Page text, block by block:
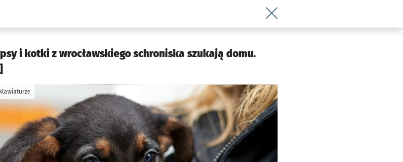
Środowisko we Wrocławiu
Wróć do artykułu Te przepiękne
i kotki z wrocławskiego schroniska szukają domu.